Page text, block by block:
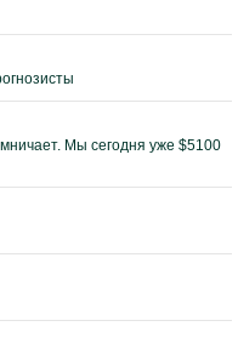
Мы сегодня уже $5100